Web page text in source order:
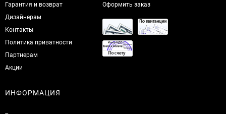
Гарантия и возврат
Дизайнерам
Контакты
Политика приватности
Партнерам
Акции
Оформить заказ
ИНФОРМАЦИЯ